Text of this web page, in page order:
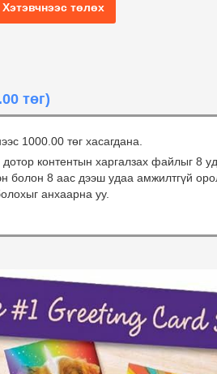
Хэтэвчнээс төлөх
төг)
1000.00 төг хасагдана.
контентын харгалзах файлыг 8
болон 8 аас дээш удаа амжилтгүй
анхаарна уу.